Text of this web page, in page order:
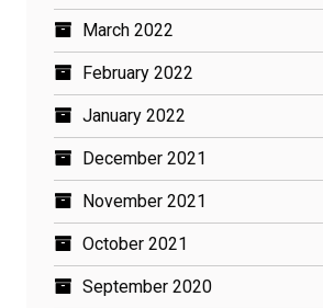
March 2022
February 2022
January 2022
December 2021
November 2021
October 2021
September 2020